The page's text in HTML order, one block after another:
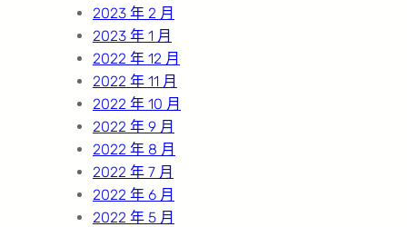
2023 年 2 月
2023 年 1 月
2022 年 12 月
2022 年 11 月
2022 年 10 月
2022 年 9 月
2022 年 8 月
2022 年 7 月
2022 年 6 月
2022 年 5 月